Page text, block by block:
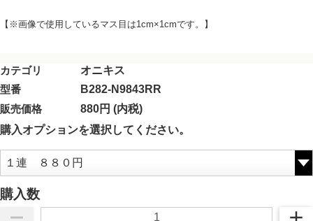
【※画像で使用しているマス目は1cm×1cmです。】
カテゴリ
オニキス
型番
B282-N9843RR
販売価格
880円 (内税)
購入オプションを選択してください。
購入数